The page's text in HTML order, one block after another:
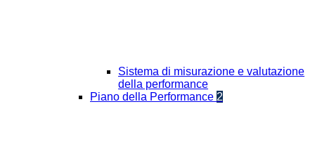
Sistema di misurazione e valutazione
della performance
Piano della Performance 2